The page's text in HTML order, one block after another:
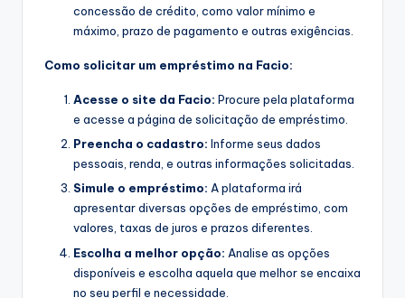
concessão de crédito, como valor mínimo e
máximo, prazo de pagamento e outras exigências.
Como solicitar um empréstimo na Facio:
Acesse o site da Facio: Procure pela plataforma
e acesse a página de solicitação de empréstimo.
Preencha o cadastro: Informe seus dados
pessoais, renda, e outras informações solicitadas.
Simule o empréstimo: A plataforma irá
apresentar diversas opções de empréstimo, com
valores, taxas de juros e prazos diferentes.
Escolha a melhor opção: Analise as opções
disponíveis e escolha aquela que melhor se encaixa
no seu perfil e necessidade.